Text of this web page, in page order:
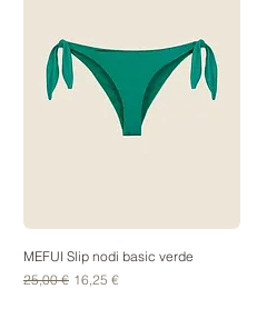
MEFUI Slip nodi basic verde
Prezzo regolare
25,00 € Prezzo scontato
16,25 €